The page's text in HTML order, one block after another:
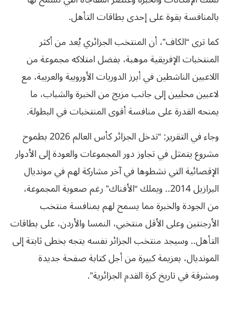
بالمنافسة بقوة على إحدى بطاقات التأهل.
كما ترى “الكاف”، أن المنتخب الجزائري يُعد من أكثر
المنتخبات الإفريقية موهبة، بفضل امتلاكه مجموعة من
اللاعبين الناشطين في أبرز الدوريات الأوروبية والعربية، مع
لاعبين محليين إلى جانب مزيج من الخبرة والشباب، ما
يمنحه القدرة على منافسة أقوى المنتخبات في البطولة.
وجاء في التقرير: “تدخل الجزائر كأس العالم 2026 بطموح
مشروع يتمثل في تجاوز دور المجموعات والعودة إلى الأدوار
الإقصائية التي نشطوها في آخر مشاركة لهم في مونديال
البرازيل 2014.. ويملك “الأفناك” رغم صعوبة المجموعة،
من الجودة والخبرة مما يسمح لهم بمنافسة منتخب
الأرجنتين وعلى الأقل منتخبي، النمسا والأردن، على بطاقات
التأهل.. وسيجد منتخب الجزائر نفسه يتجه بخطى ثابتة إلى
المونديال، بعزيمة كبيرة من أجل كتابة صفحة جديدة
ومشرقة في تاريخ كرة القدم الجزائرية”.